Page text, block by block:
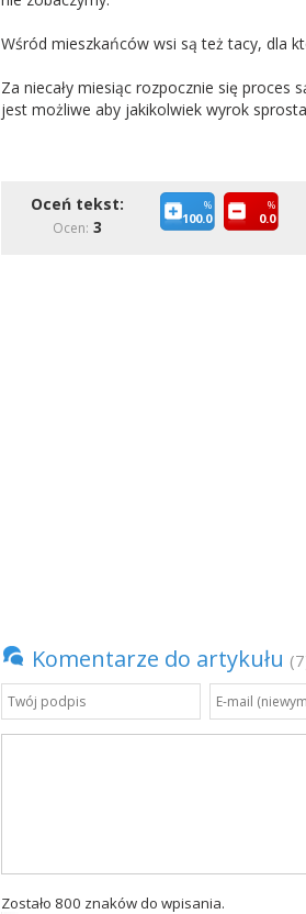
Wśród mieszkańców wsi są też tacy, dla
Za niecały miesiąc rozpocznie się proces
jest możliwe aby jakikolwiek wyrok
Oceń tekst:
Ocen: 3
%
100.0
%
0.0
Komentarze do artykułu
Zostało 800 znaków do wpisania.